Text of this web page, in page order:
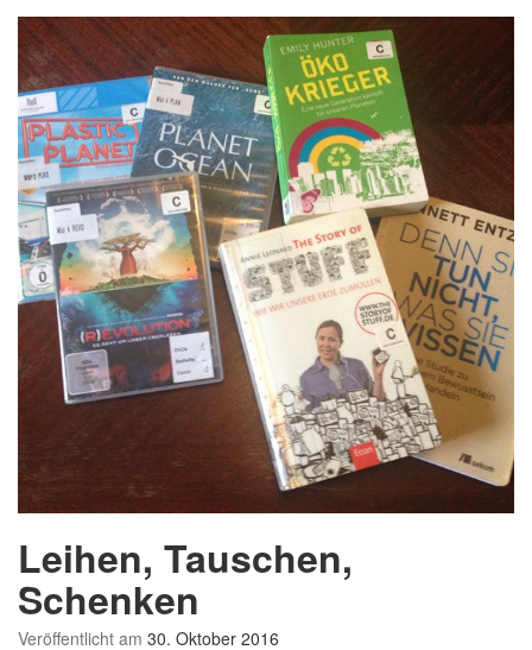
i
t
f
e
i
e
r
t
a
t
i
k
f
a
s
t
e
n
Leihen, Tauschen,
Schenken
Veröffentlicht am 30. Oktober 2016